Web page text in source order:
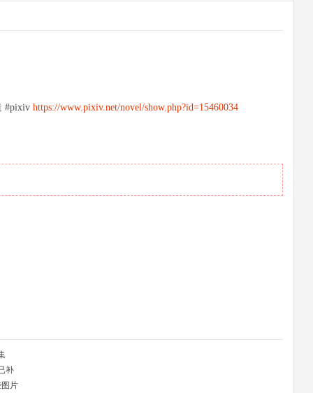
#pixiv https://www.pixiv.net/novel/show.php?id=15460034
补
片